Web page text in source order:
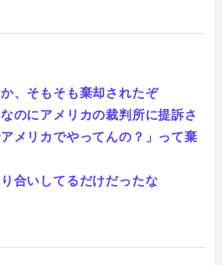
、そもそも棄却されたぞ
のにアメリカの裁判所に提訴さ
メリカでやってんの？」って棄
合いしてるだけだったな